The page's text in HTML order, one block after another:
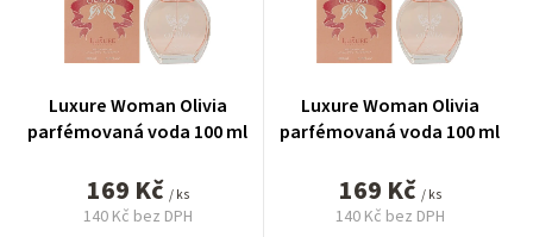
Luxure Woman Olivia
parfémovaná voda 100 ml
169 Kč / ks
140 Kč bez DPH
Luxure Woman Olivia
parfémovaná voda 100 ml
169 Kč / ks
140 Kč bez DPH